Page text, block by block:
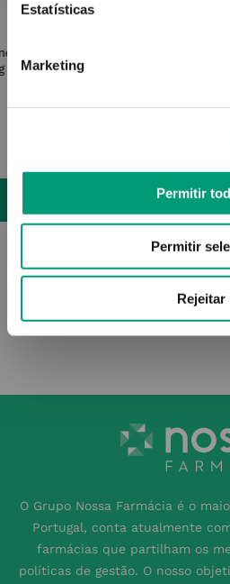
Estatísticas
Marketing
Permitir
Permitir
Rejeitar
Cão
4
O Grupo Nossa Farmácia é o
Portugal, conta atualmente
farmácias que partilham os
políticas de gestão. O nosso